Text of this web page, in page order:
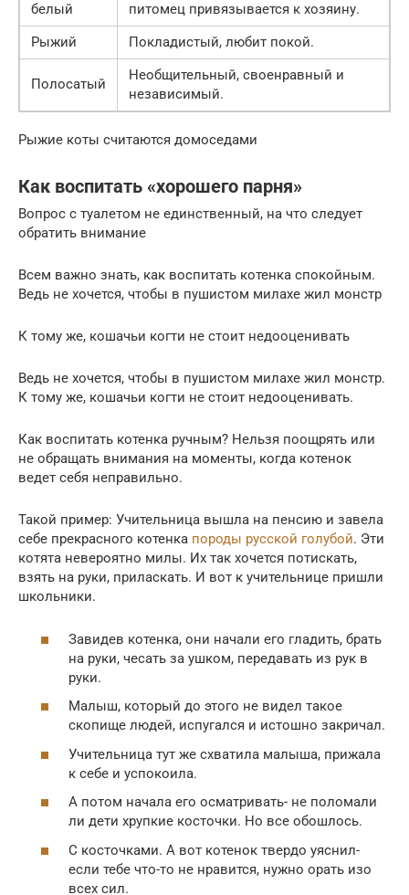
белый
питомец привязывается к хозяину.
Рыжий
Покладистый, любит покой.
Полосатый
Необщительный, своенравный и
независимый.
Рыжие коты считаются домоседами
Как воспитать «хорошего парня»
Вопрос с туалетом не единственный, на что следует
обратить внимание
Всем важно знать, как воспитать котенка спокойным.
Ведь не хочется, чтобы в пушистом милахе жил монстр
К тому же, кошачьи когти не стоит недооценивать
Ведь не хочется, чтобы в пушистом милахе жил монстр.
К тому же, кошачьи когти не стоит недооценивать.
Как воспитать котенка ручным? Нельзя поощрять или
не обращать внимания на моменты, когда котенок
ведет себя неправильно.
Такой пример: Учительница вышла на пенсию и завела
себе прекрасного котенка породы русской голубой. Эти
котята невероятно милы. Их так хочется потискать,
взять на руки, приласкать. И вот к учительнице пришли
школьники.
Завидев котенка, они начали его гладить, брать
на руки, чесать за ушком, передавать из рук в
руки.
Малыш, который до этого не видел такое
скопище людей, испугался и истошно закричал.
Учительница тут же схватила малыша, прижала
к себе и успокоила.
А потом начала его осматривать- не поломали
ли дети хрупкие косточки. Но все обошлось.
С косточками. А вот котенок твердо уяснил-
если тебе что-то не нравится, нужно орать изо
всех сил.